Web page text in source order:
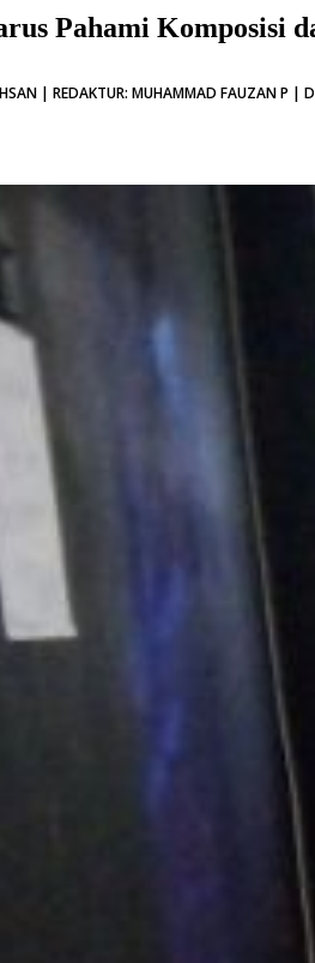
Pahami Komposisi
| REDAKTUR: MUHAMMAD FAUZAN P |